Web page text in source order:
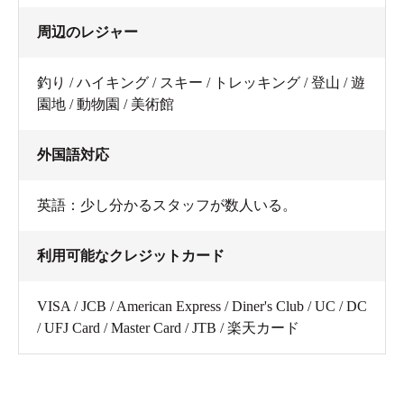
周辺のレジャー
釣り / ハイキング / スキー / トレッキング / 登山 / 遊
園地 / 動物園 / 美術館
外国語対応
英語：少し分かるスタッフが数人いる。
利用可能なクレジットカード
VISA / JCB / American Express / Diner's Club / UC / DC
/ UFJ Card / Master Card / JTB / 楽天カード